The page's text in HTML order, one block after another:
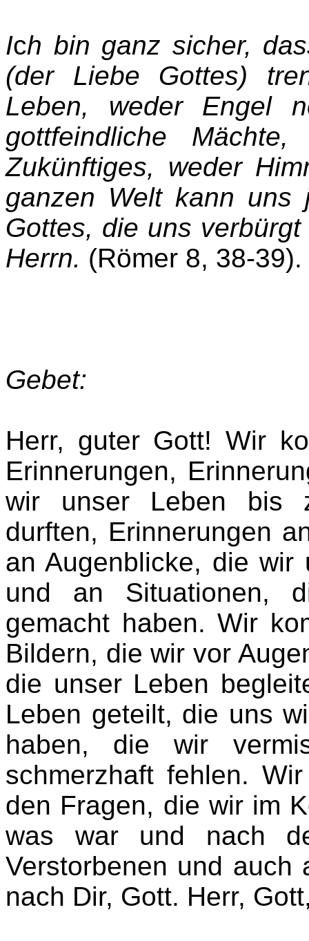
Ich bin ganz sicher,
(der Liebe Gottes)
Leben, weder Engel
gottfeindliche
Zukünftiges, weder
ganzen Welt kann uns
Gottes, die uns
Herrn. (Römer 8, 38-39).
Gebet:
Herr, guter Gott! Wir
Erinnerungen,
wir unser Leben bis
durften, Erinnerungen
an Augenblicke, die wir
und an Situationen,
gemacht haben. Wir
Bildern, die wir vor
die unser Leben
Leben geteilt, die uns
haben, die wir
schmerzhaft fehlen.
den Fragen, die wir im
was war und nach
Verstorbenen und auch
nach Dir, Gott. Herr,